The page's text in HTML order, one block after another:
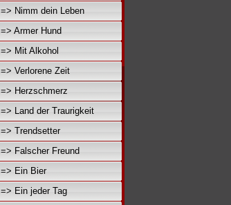
=> Nimm dein Leben
=> Armer Hund
=> Mit Alkohol
=> Verlorene Zeit
=> Herzschmerz
=> Land der Traurigkeit
=> Trendsetter
=> Falscher Freund
=> Ein Bier
=> Ein jeder Tag